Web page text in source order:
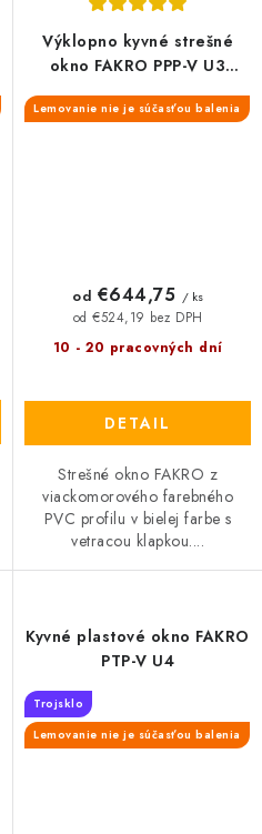
Výklopno kyvné strešné
okno FAKRO PPP-V U3
Lemovanie nie je súčasťou balenia
10 - 20 pracovných dní
od €524,19 bez DPH
od €644,75 / ks
DETAIL
Strešné okno FAKRO z
viackomorového farebného
PVC profilu v bielej farbe s
vetracou klapkou....
Kyvné plastové okno FAKRO
PTP-V U4
Trojsklo
Lemovanie nie je súčasťou balenia